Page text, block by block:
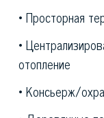
обеспечивает
ночной и
ориентация на
качество
а закаты здесь
Просторная
отопление
Консьерж/